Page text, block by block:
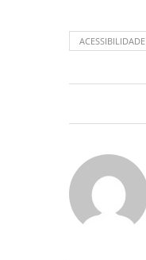
ACESSIBILIDADE